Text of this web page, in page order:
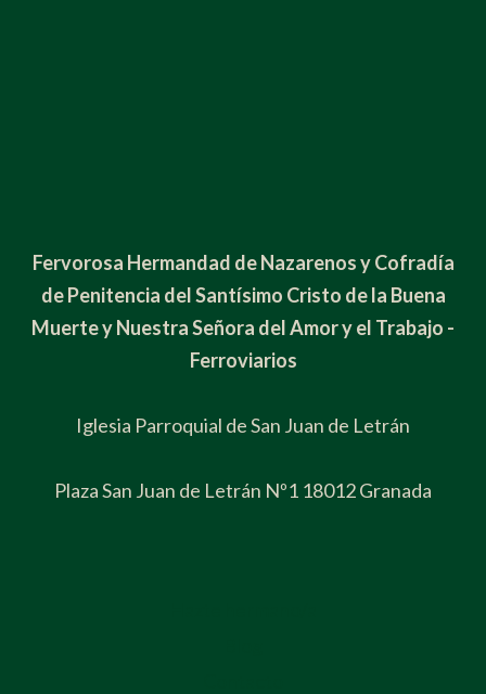
Fervorosa Hermandad de Nazarenos y Cofradía
de Penitencia del Santísimo Cristo de la Buena
Muerte y Nuestra Señora del Amor y el Trabajo -
Ferroviarios
Iglesia Parroquial de San Juan de Letrán
Plaza San Juan de Letrán Nº1 18012 Granada